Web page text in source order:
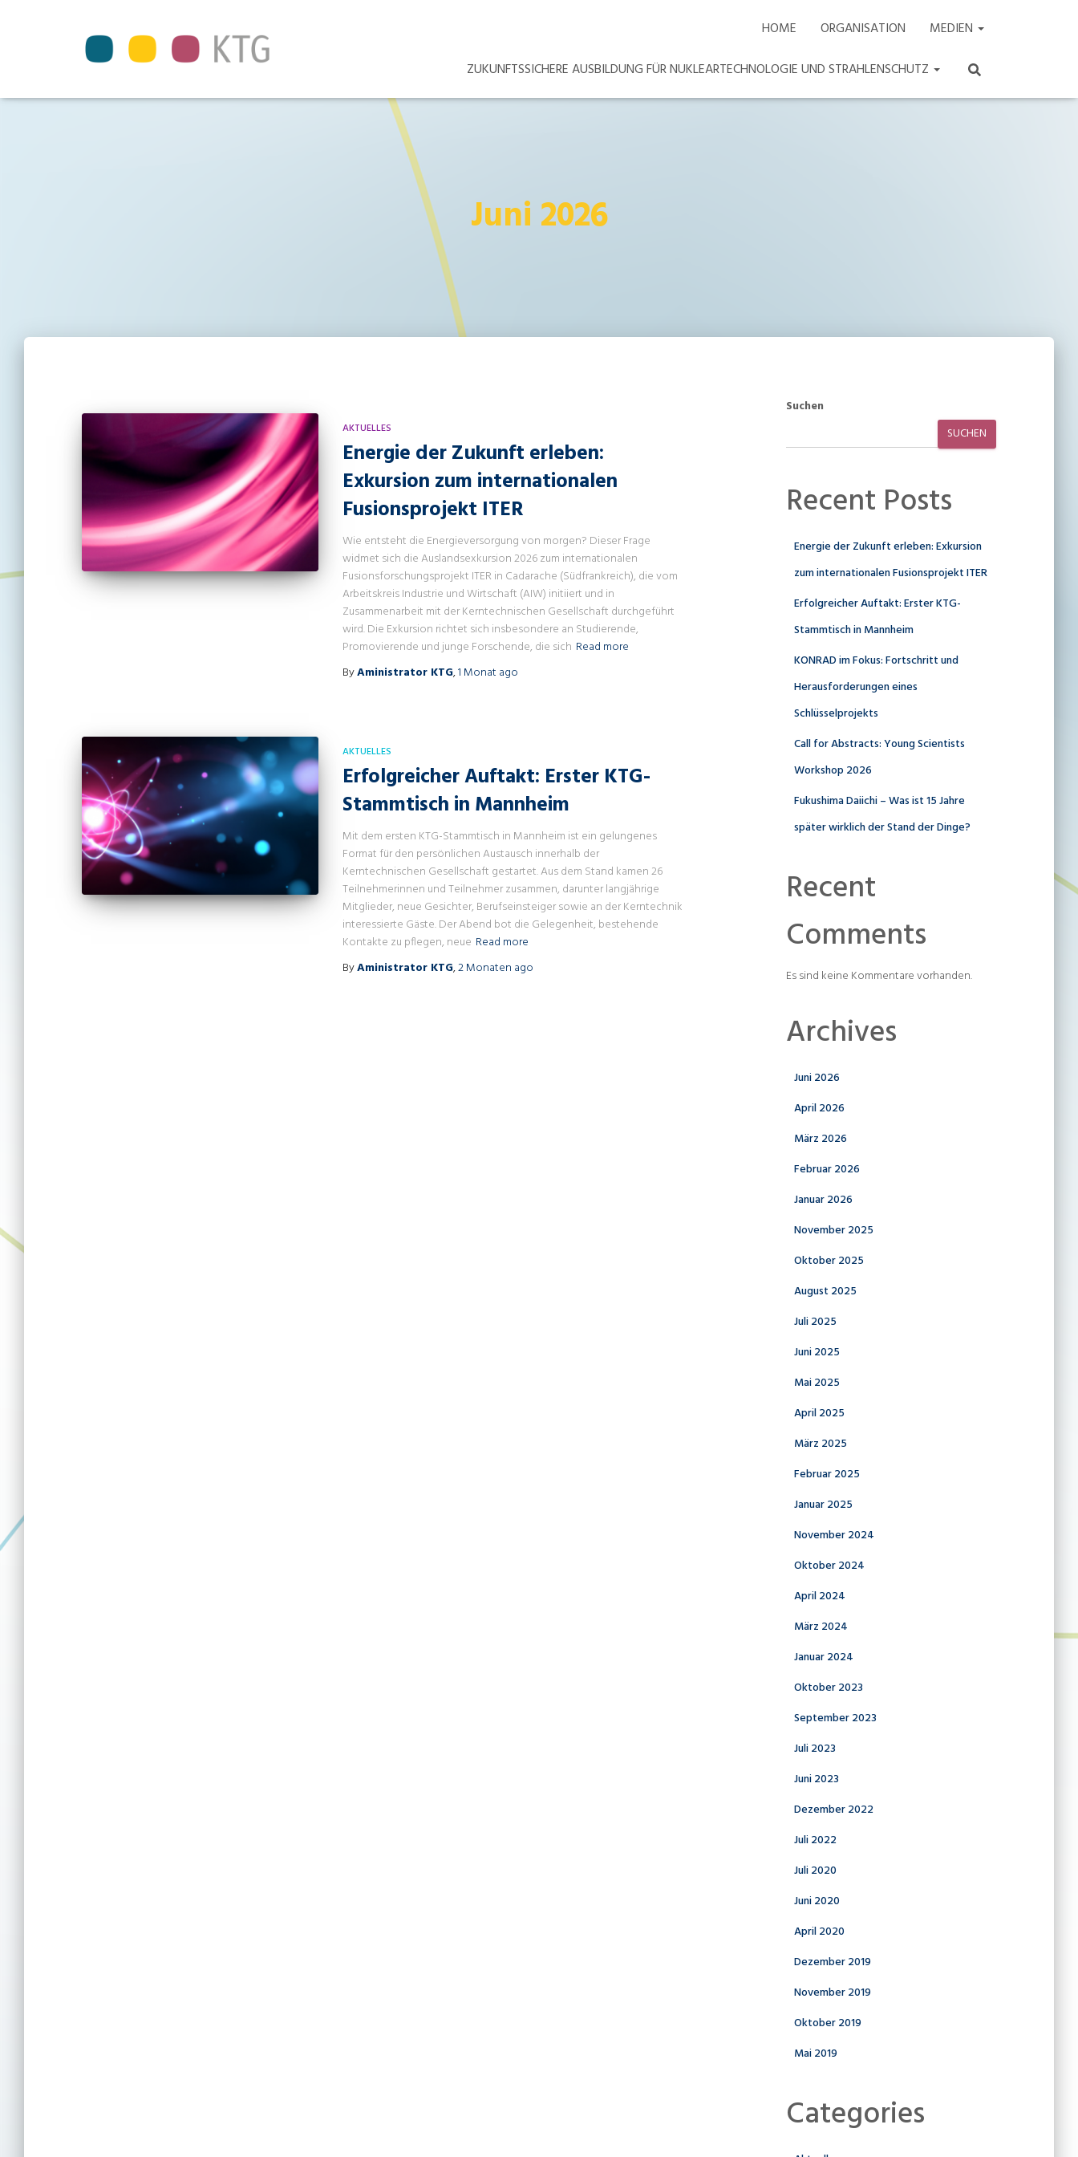
HOME ORGANISATION
MEDIEN
ZUKUNFTSSICHERE AUSBILDUNG FÜR NUKLEARTECHNOLOGIE UND STRAHLENSCHUTZ
Juni 2026
AKTUELLES
Energie der Zukunft erleben:
Exkursion zum internationalen
Fusionsprojekt ITER
Wie entsteht die Energieversorgung von morgen? Dieser Frage
widmet sich die Auslandsexkursion 2026 zum internationalen
Fusionsforschungsprojekt ITER in Cadarache (Südfrankreich), die vom
Arbeitskreis Industrie und Wirtschaft (AIW) initiiert und in
Zusammenarbeit mit der Kerntechnischen Gesellschaft durchgeführt
wird. Die Exkursion richtet sich insbesondere an Studierende,
Promovierende und junge Forschende, die sich Read more
ByAministrator KTG,1 Monat ago
AKTUELLES
Erfolgreicher Auftakt: Erster KTG-
Stammtisch in Mannheim
Mit dem ersten KTG-Stammtisch in Mannheim ist ein gelungenes
Format für den persönlichen Austausch innerhalb der
Kerntechnischen Gesellschaft gestartet. Aus dem Stand kamen 26
Teilnehmerinnen und Teilnehmer zusammen, darunter langjährige
Mitglieder, neue Gesichter, Berufseinsteiger sowie an der Kerntechnik
interessierte Gäste. Der Abend bot die Gelegenheit, bestehende
Kontakte zu pflegen, neue Read more
ByAministrator KTG,2 Monaten ago
Suchen
SUCHEN
Recent Posts
Energie der Zukunft erleben: Exkursion
zum internationalen Fusionsprojekt ITER
Erfolgreicher Auftakt: Erster KTG-
Stammtisch in Mannheim
KONRAD im Fokus: Fortschritt und
Herausforderungen eines
Schlüsselprojekts
Call for Abstracts: Young Scientists
Workshop 2026
Fukushima Daiichi – Was ist 15 Jahre
später wirklich der Stand der Dinge?
Recent
Comments
Es sind keine Kommentare vorhanden.
Archives
Juni 2026
April 2026
März 2026
Februar 2026
Januar 2026
November 2025
Oktober 2025
August 2025
Juli 2025
Juni 2025
Mai 2025
April 2025
März 2025
Februar 2025
Januar 2025
November 2024
Oktober 2024
April 2024
März 2024
Januar 2024
Oktober 2023
September 2023
Juli 2023
Juni 2023
Dezember 2022
Juli 2022
Juli 2020
Juni 2020
April 2020
Dezember 2019
November 2019
Oktober 2019
Mai 2019
Categories